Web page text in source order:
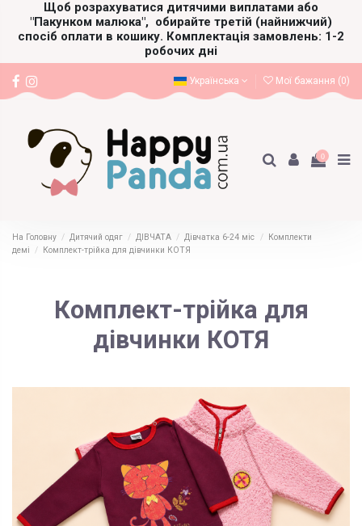
Щоб розрахуватися дитячими виплатами або
"Пакунком малюка", обирайте третій (найнижчий)
спосіб оплати в кошику. Комплектація замовлень: 1-2
робочих дні
Українська Мої бажання (0)
0
На Головну Дитячий одяг ДІВЧАТА Дівчатка 6-24 міс
Комплекти
демі
Комплект-трійка для дівчинки КОТЯ
Комплект-трійка для
дівчинки КОТЯ